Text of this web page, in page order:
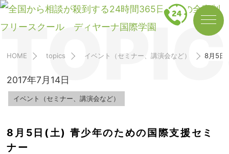
HOME topics イベント（セミナー、講演会など） 8月5日
2017年7月14日
イベント（セミナー、講演会など）
8月5日(土) 青少年のための国際支援セミ
ナー